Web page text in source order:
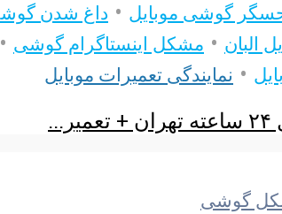
گوشی موبایل • داغ شدن
البان • مشکل اینستاگرام گوشی •
• نمایندگی تعمیرات موبایل
گوشی